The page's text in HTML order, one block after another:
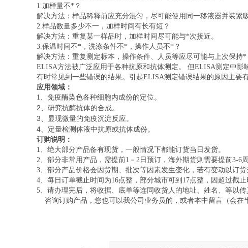
1.加样量不*？
解决方法：样品稀释前应充分混匀，尽可能使用同一移液器并装紧吸
2.样品数量多少不一，加样时间有长有短？
解决方法：重复某一样品时，加样时间尽可能与*次接近。
3.保温时间不*，洗涤条件不*，操作人员不*？
解决方法：重复测定标本，操作条件、人员等应尽可能与上次保持
ELISA方法被广泛应用于各种抗原和抗体测定。 但ELISA测定中影
有时常见到一些错误的结果。引起ELISA测定错误结果的原因主
应用领域：
1、免疫酶染色各种细胞内成份的定位。
2、研究抗酶抗体的合成。
3、显现微量的免疫沉淀反应。
4、定量检测体液中抗原或抗体成份。
订购说明：
1、绝大部分产品备有现货，一般情况下都能订货当日发货。
2、部分非常用产品，需提前1－2日预订，海外期货则需要提前3-6周
3、部分产品价格会因货期、批次等因素发生变化，若有变动以订货
4、每日订单截止时间为16点整，部分城市可到17点整，因超过截
5、请办理完后，将收据、底单等连同收货人的地址、姓名、等以传
咨询订购产品，您也可以我公司业务员的，或者本中留言（会在